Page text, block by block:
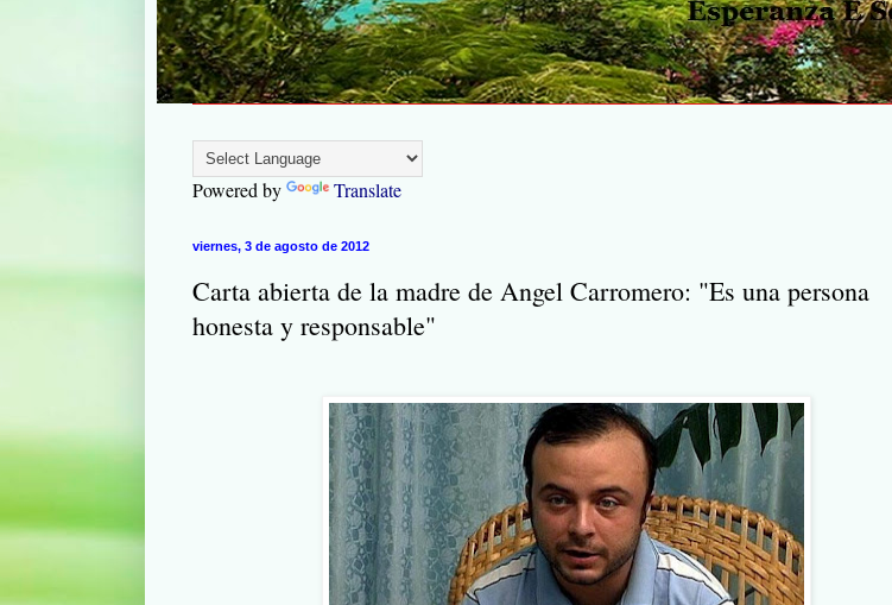
Powered by Translate
viernes, 3 de agosto de 2012
Carta abierta de la madre de Angel Carromero: "Es una persona
honesta y responsable"